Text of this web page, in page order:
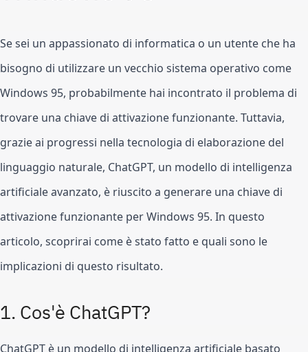
Se sei un appassionato di informatica o un utente che ha
bisogno di utilizzare un vecchio sistema operativo come
Windows 95, probabilmente hai incontrato il problema di
trovare una chiave di attivazione funzionante. Tuttavia,
grazie ai progressi nella tecnologia di elaborazione del
linguaggio naturale, ChatGPT, un modello di intelligenza
artificiale avanzato, è riuscito a generare una chiave di
attivazione funzionante per Windows 95. In questo
articolo, scoprirai come è stato fatto e quali sono le
implicazioni di questo risultato.
1. Cos'è ChatGPT?
ChatGPT è un modello di intelligenza artificiale basato